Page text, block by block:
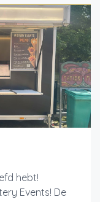
hebt!
Events! De